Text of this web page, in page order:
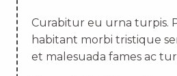
Curabitur eu urna turpis.
habitant morbi tristique
et malesuada fames ac